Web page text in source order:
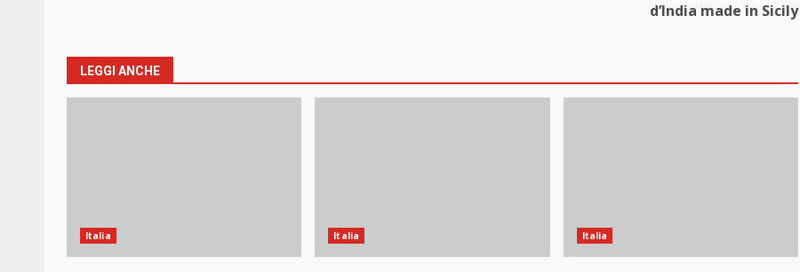
d’India made in Sicily
LEGGI ANCHE
Italia Italia Italia